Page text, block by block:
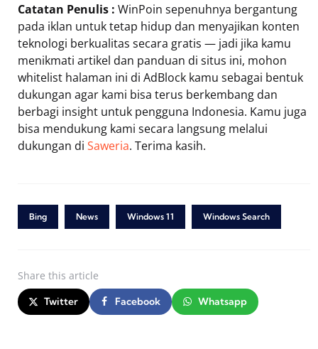
Catatan Penulis : WinPoin sepenuhnya bergantung
pada iklan untuk tetap hidup dan menyajikan konten
teknologi berkualitas secara gratis — jadi jika kamu
menikmati artikel dan panduan di situs ini, mohon
whitelist halaman ini di AdBlock kamu sebagai bentuk
dukungan agar kami bisa terus berkembang dan
berbagi insight untuk pengguna Indonesia. Kamu juga
bisa mendukung kami secara langsung melalui
dukungan di Saweria. Terima kasih.
Bing News Windows 11 Windows Search
Share this article
Twitter Facebook Whatsapp